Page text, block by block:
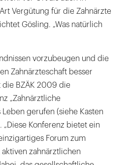
Vergütung für die Zahnärzte
Gösling. „Was natürlich
vorzubeugen und die
Zahnärzteschaft besser
die BZÄK 2009 die
„Zahnärztliche
Leben gerufen (siehe Kasten
„Diese Konferenz bietet ein
Forum zum
zahnärztlichen